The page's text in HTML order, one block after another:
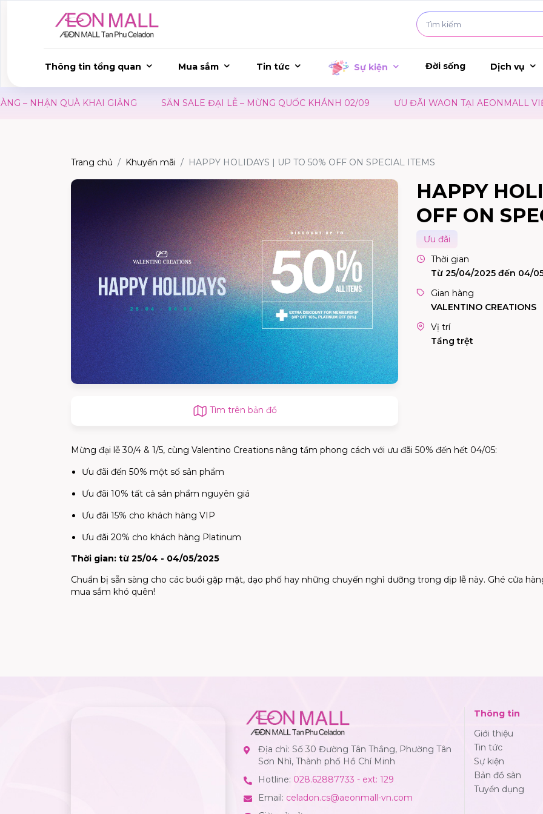
Thông tin tổng quan Mua sắm Tin tức Sự kiện Đời sống Dịch vụ
NHẬN QUÀ KHAI GIẢNG SĂN SALE ĐẠI LỄ – MỪNG QUỐC KHÁNH 02/09 ƯU ĐÃI WAON TẠI AEONMALL VIỆT
Trang chủ Khuyến mãi HAPPY HOLIDAYS | UP TO 50% OFF ON SPECIAL ITEMS
Tìm trên bản đồ
HAPPY
OFF ON
Ưu đãi
Thời gian
Từ 25/04/2025 đến 04/
Gian hàng
VALENTINO CREATIONS
Vị trí
Tầng trệt
Mừng đại lễ 30/4 & 1/5, cùng Valentino Creations nâng tầm phong cách với ưu đãi 50% đến hết 04/05:
Ưu đãi đến 50% một số sản phẩm
Ưu đãi 10% tất cả sản phẩm nguyên giá
Ưu đãi 15% cho khách hàng VIP
Ưu đãi 20% cho khách hàng Platinum
Thời gian: từ 25/04 - 04/05/2025
Chuẩn bị sẵn sàng cho các buổi gặp mặt, dạo phố hay những chuyến nghỉ dưỡng trong dịp lễ này. Ghé cửa
mua sắm khó quên!
Địa chỉ: Số 30 Đường Tân Thắng, Phường Tân
Sơn Nhì, Thành phố Hồ Chí Minh
Hotline: 028.62887733 - ext: 129
Email: celadon.cs@aeonmall-vn.com
Thông tin
Giới thiệu
Tin tức
Sự kiện
Bản đồ sàn
Tuyển dụng